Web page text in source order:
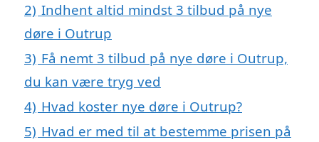
2) Indhent altid mindst 3 tilbud på nye
døre i Outrup
3) Få nemt 3 tilbud på nye døre i Outrup,
du kan være tryg ved
4) Hvad koster nye døre i Outrup?
5) Hvad er med til at bestemme prisen på